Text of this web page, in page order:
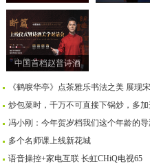
中国首档赵普诗酒
《鹤唳华亭》点茶雅乐书法之美 展现
炒包菜时，千万不可直接下锅炒，多加
冯小刚：今年贺岁档我们这个年龄的
多个名师课上线新花城
语音操控+家电互联 长虹CHiQ电视65